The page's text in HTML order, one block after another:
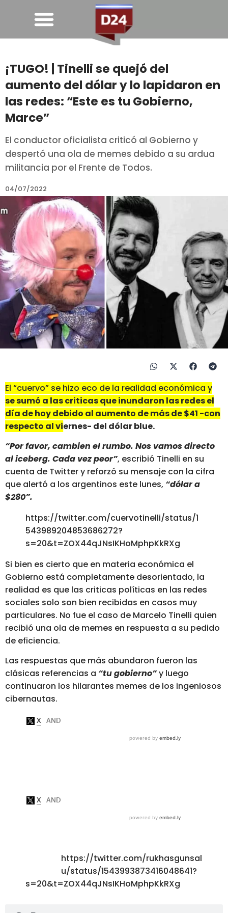
¡TUGO! | Tinelli se quejó del
aumento del dólar y lo lapidaron en
las redes: “Este es tu Gobierno,
Marce”
El conductor oficialista criticó al Gobierno y
despertó una ola de memes debido a su ardua
militancia por el Frente de Todos.
04/07/2022
El “cuervo” se hizo eco de la realidad económica y
se sumó a las criticas que inundaron las redes el
día de hoy debido al aumento de más de $41 -con
respecto al viernes- del dólar blue.
“Por favor, cambien el rumbo. Nos vamos directo
al iceberg. Cada vez peor”, escribió Tinelli en su
cuenta de Twitter y reforzó su mensaje con la cifra
que alertó a los argentinos este lunes, “dólar a
$280”.
https://twitter.com/cuervotinelli/status/1
543989204853686272?
s=20&t=ZOX44qJNsIKHoMphpKkRXg
Si bien es cierto que en materia económica el
Gobierno está completamente desorientado, la
realidad es que las criticas políticas en las redes
sociales solo son bien recibidas en casos muy
particulares. No fue el caso de Marcelo Tinelli quien
recibió una ola de memes en respuesta a su pedido
de eficiencia.
Las respuestas que más abundaron fueron las
clásicas referencias a “tu gobierno”y luego
continuaron los hilarantes memes de los ingeniosos
cibernautas.
https://twitter.com/rukhasgunsal
u/status/1543993873416048641?
s=20&t=ZOX44qJNsIKHoMphpKkRXg